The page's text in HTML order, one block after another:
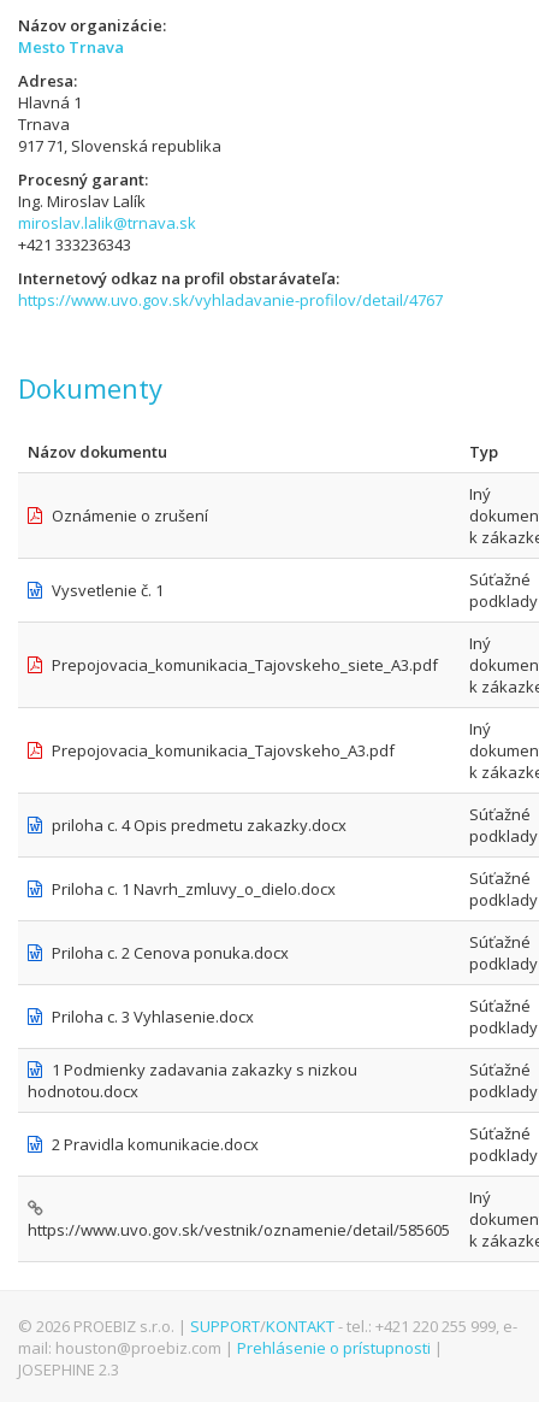
Názov organizácie
Mesto Trnava
Adresa
Hlavná 1
Trnava
917 71, Slovenská republika
Procesný garant
Ing. Miroslav Lalík
miroslav.lalik@trnava.sk
+421 333236343
Internetový odkaz na profil obstarávateľa
https://www.uvo.gov.sk/vyhladavanie-profilov/detail/4767
Dokumenty
Názov dokumentu Typ
Oznámenie o zrušení
Iný
k
Vysvetlenie č. 1
Súťažné
podklady
Prepojovacia_komunikacia_Tajovskeho_siete_A3.pdf
Iný
k
Prepojovacia_komunikacia_Tajovskeho_A3.pdf
Iný
k
priloha c. 4 Opis predmetu zakazky.docx
Súťažné
podklady
Priloha c. 1 Navrh_zmluvy_o_dielo.docx
Súťažné
podklady
Priloha c. 2 Cenova ponuka.docx
Súťažné
podklady
Priloha c. 3 Vyhlasenie.docx
Súťažné
podklady
1 Podmienky zadavania zakazky s nizkou
hodnotou.docx
Súťažné
podklady
2 Pravidla komunikacie.docx
Súťažné
podklady
https://www.uvo.gov.sk/vestnik/oznamenie/detail/585605
Iný
k
© 2026 PROEBIZ s.r.o. | SUPPORT/KONTAKT- tel.: +421 220 255 999, e-
mail: houston@proebiz.com | Prehlásenie o prístupnosti |
JOSEPHINE 2.3